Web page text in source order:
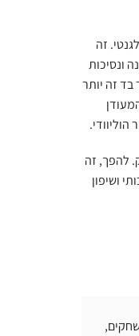
זה
ונסיכות
בד זה יותר
להפך, זה
ושיפון